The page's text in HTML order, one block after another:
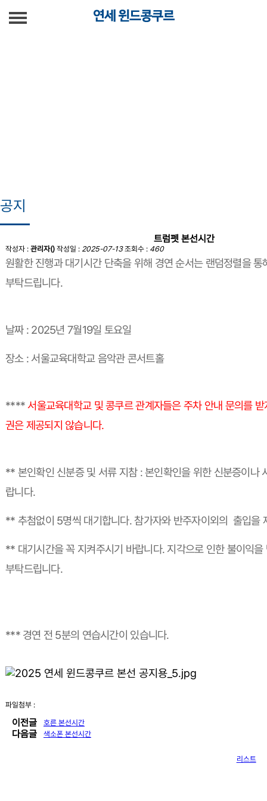
공지
트럼펫 본선시간
작성자 : 관리자() 작성일 : 2025-07-13 조회수 : 460
원활한 진행과 대기시간 단축을 위해 경연 순서는 랜덤정렬을 통
부탁드립니다.
날짜 : 2025년 7월19일 토요일
장소 : 서울교육대학교 음악관 콘서트홀
**** 서울교육대학교 및 콩쿠르 관계자들은 주차 안내 문의를
권은 제공되지 않습니다.
** 본인확인 신분증 및 서류 지참 : 본인확인을 위한 신분증이나
랍니다.
** 추첨없이 5명씩 대기합니다. 참가자와 반주자이외의 출입을
** 대기시간을 꼭 지켜주시기 바랍니다. 지각으로 인한 불이익
부탁드립니다.
*** 경연 전 5분의 연습시간이 있습니다.
파일첨부 :
이전글 호른 본선시간
다음글 색소폰 본선시간
리스트